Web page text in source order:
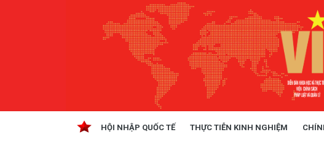
HỘI NHẬP QUỐC TẾ THỰC TIỄN KINH NGHIỆM